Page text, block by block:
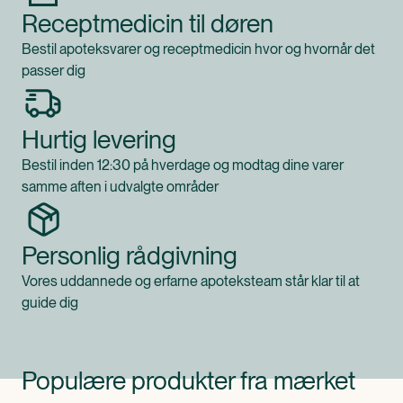
Receptmedicin til døren
Bestil apoteksvarer og receptmedicin hvor og hvornår det
passer dig
Hurtig levering
Bestil inden 12:30 på hverdage og modtag dine varer
samme aften i udvalgte områder
Personlig rådgivning
Vores uddannede og erfarne apoteksteam står klar til at
guide dig
Populære produkter fra mærket